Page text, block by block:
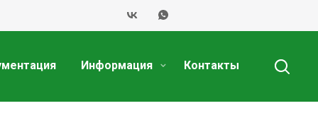
Информация Контакты